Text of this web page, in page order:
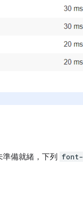
備就緒，下列 font-